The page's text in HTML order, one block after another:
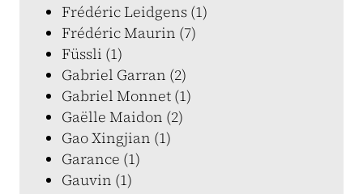
Frédéric Leidgens (1)
Frédéric Maurin (7)
Füssli (1)
Gabriel Garran (2)
Gabriel Monnet (1)
Gaëlle Maidon (2)
Gao Xingjian (1)
Garance (1)
Gauvin (1)